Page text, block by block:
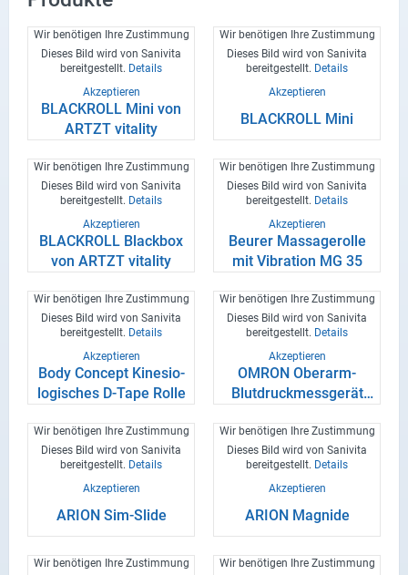
Wir benötigen Ihre Zustimmung
Dieses Bild wird von Sanivita
bereitgestellt. Details
Akzeptieren
BLACK­ROLL Mini von
ARTZT vi­ta­li­ty
Wir benötigen Ihre Zustimmung
Dieses Bild wird von Sanivita
bereitgestellt. Details
Akzeptieren
BLACK­ROLL Mini
Wir benötigen Ihre Zustimmung
Dieses Bild wird von Sanivita
bereitgestellt. Details
Akzeptieren
BLACK­ROLL Black­box
von ARTZT vi­ta­li­ty
Wir benötigen Ihre Zustimmung
Dieses Bild wird von Sanivita
bereitgestellt. Details
Akzeptieren
Beu­rer Mas­sa­ge­rol­le
mit Vi­bra­ti­on MG 35
Wir benötigen Ihre Zustimmung
Dieses Bild wird von Sanivita
bereitgestellt. Details
Akzeptieren
Body Con­cept Ki­ne­sio­
lo­gi­sches D-​Tape Rolle
Wir benötigen Ihre Zustimmung
Dieses Bild wird von Sanivita
bereitgestellt. Details
Akzeptieren
OMRON Oberarm-​
Blutdruckmessgerät
Funktion
Wir benötigen Ihre Zustimmung
Dieses Bild wird von Sanivita
bereitgestellt. Details
Akzeptieren
ARION Sim-​Slide
Wir benötigen Ihre Zustimmung
Dieses Bild wird von Sanivita
bereitgestellt. Details
Akzeptieren
ARION Ma­g­ni­de
Wir benötigen Ihre Zustimmung
Wir benötigen Ihre Zustimmung